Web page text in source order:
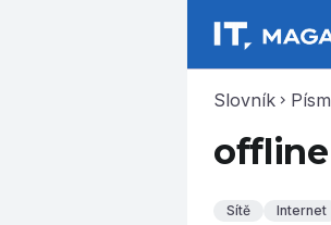
Slovník chevron_right
offline
Sítě Internet